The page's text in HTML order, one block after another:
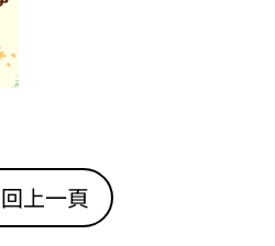
回上一頁